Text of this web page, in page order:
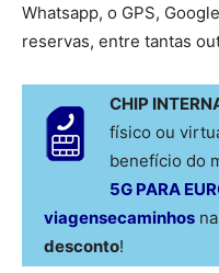
Whatsapp, o GPS,
reservas, entre tantas
CHIP
físico ou
benefício do
5G PARA
viagensecaminhos
desconto!